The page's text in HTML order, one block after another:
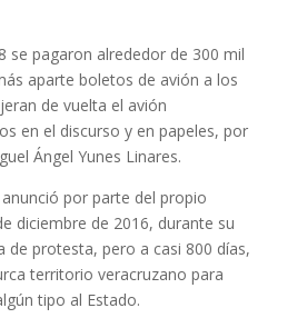
se pagaron alrededor de 300 mil
aparte boletos de avión a los
de vuelta el avión
en el discurso y en papeles, por
Ángel Yunes Linares.
por parte del propio
diciembre de 2016, durante su
de protesta, pero a casi 800 días,
territorio veracruzano para
tipo al Estado.